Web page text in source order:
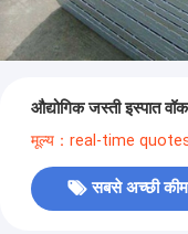
औद्योगिक जस्ती इस्पात
मूल्य：real-time
सबसे अच्छी